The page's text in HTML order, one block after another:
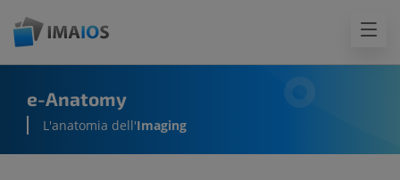
e-Anatomy
L'anatomia dell'Imaging